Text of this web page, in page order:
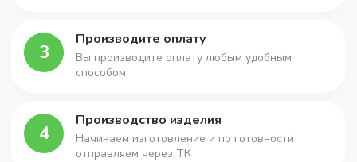
3
Производите оплату
Вы производите оплату любым удобным
способом
4
Производство изделия
Начинаем изготовление и по готовности
отправляем через ТК